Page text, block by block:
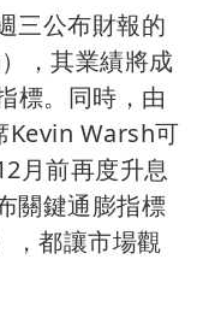
三公布財報的
，其業績將成
標。同時，由
Kevin Warsh可
月前再度升息
關鍵通膨指標
，都讓市場觀